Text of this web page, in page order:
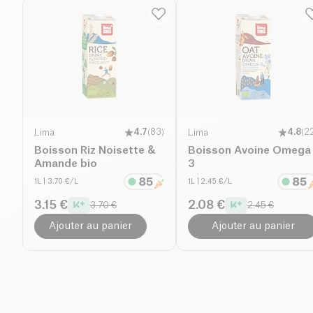
Lima 4.7(83)
Boisson Riz Noisette &
Amande bio
1L | 3.70 €/L
3.15 € 3.70 €
Ajouter au panier
Lima 4.8(
Boisson Avoine Omega
3
1L | 2.45 €/L
2.08 € 2.45 €
Ajouter au panier